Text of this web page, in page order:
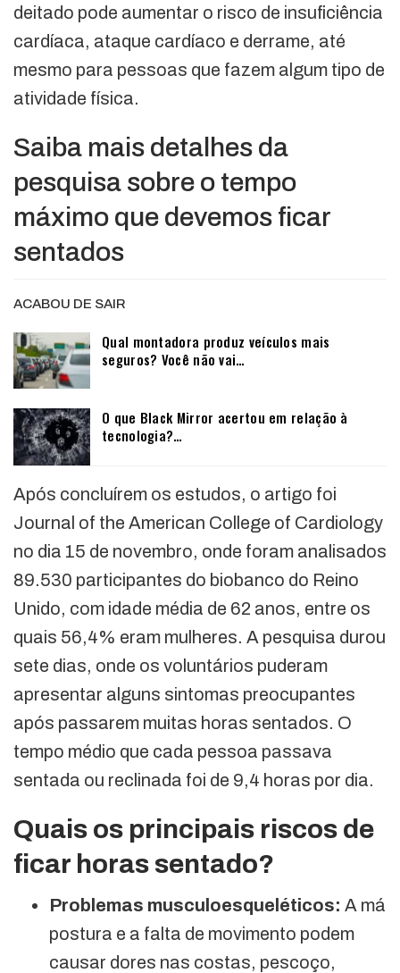
deitado pode aumentar o risco de insuficiência
cardíaca, ataque cardíaco e derrame, até
mesmo para pessoas que fazem algum tipo de
atividade física.
Saiba mais detalhes da
pesquisa sobre o tempo
máximo que devemos ficar
sentados
ACABOU DE SAIR
Qual montadora produz veículos mais
seguros? Você não vai…
O que Black Mirror acertou em relação à
tecnologia?…
Após concluírem os estudos, o artigo foi
Journal of the American College of Cardiology
no dia 15 de novembro, onde foram analisados
89.530 participantes do biobanco do Reino
Unido, com idade média de 62 anos, entre os
quais 56,4% eram mulheres. A pesquisa durou
sete dias, onde os voluntários puderam
apresentar alguns sintomas preocupantes
após passarem muitas horas sentados. O
tempo médio que cada pessoa passava
sentada ou reclinada foi de 9,4 horas por dia.
Quais os principais riscos de
ficar horas sentado?
Problemas musculoesqueléticos: A má
postura e a falta de movimento podem
causar dores nas costas, pescoço,